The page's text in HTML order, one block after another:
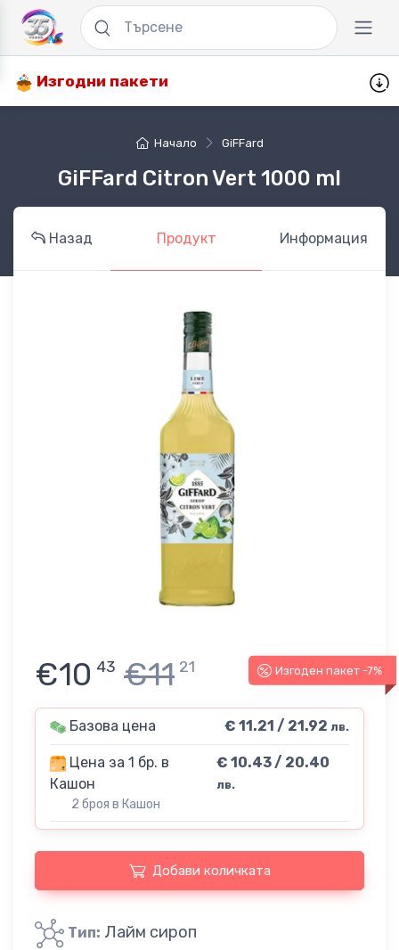
Изгодни пакети
Начало GiFFard
GiFFard Citron Vert 1000 ml
Назад Продукт Информация
Изгоден пакет -7%
€10 43 €11 21
Базова цена € 11.21 / 21.92 лв.
Цена за 1 бр. в
Кашон
2 броя в Кашон
€ 10.43 / 20.40
лв.
Добави количката
Тип: Лайм сироп